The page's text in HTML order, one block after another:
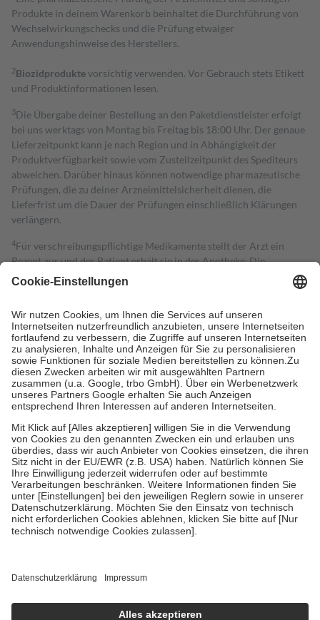
Produkte in deinem Warenkorb beinhaltet die Durchführung von
Wechselwirkungschecks und die Prüfung etwaiger
Anwendungshinweise des Herstellers.
2Biozidproduktevorsichtig verwenden. Vor Gebrauch stets Etikett
und Produktinformationen lesen.
3Die Übergabe deiner Bestellung an den Paketdienstleister erfolgt
bei uns werktags von Montag bis Freitag bis 18:00 Uhr. Der genaue
Lieferzeitpunkt kann je nach Region und in Abhängigkeit der
Produktverfügbarkeit sowie vom Zustellzeitpunkt des Spediteurs
abweichen. Darüber hinaus können notwendige pharmazeutische
Prüfungen, die zu deiner Arzneimittelsicherheit dienen, die
Lieferfrist um die Dauer der Prüfungen einschließlich Klärungen
verlängern.
4Für verschreibungspflichtige Medikamente stellt der Arzt ein
Rezept aus und der Patient erhält sie in der Apotheke. Die
gesetzliche Krankenversicherung übernimmt in der Regel die
Kosten dafür, der Versicherte trägt einen Teil davon als Zuzahlung
Grundsätzlich leisten Mitglieder Zuzahlungen in Höhe von zehn
Prozent des Abgabepreises,mindestens jedochfünf Euround
höchstens zehn Euro.Es sind jedoch nie mehr als die tatsächlichen
Kosten der Leistung zu entrichten.
Diese Regeln gelten grundsätzlich auch für Online-Apotheken.
Bei Heilmitteln und häuslicher Krankenpflege beträgt die
Zuzahlung zehn Prozent der Kosten sowie zehn Euro je
Verordnung.
Um das Engagement der Versicherten für ihre eigene Gesundheit zu
stärken und die besondere Stellung der Familie zu unterstützen,
fallenkeine Zuzahlungenan bei:
• Kindern und Jugendlichen bis zum vollendeten 18. Lebensjahr
mit Ausnahme der Fahrkosten
• Untersuchungen zur Vorsorge und Früherkennung, die von der
GKV getragen werden
Einholung von Bewertungen. Trusted Shops hat Maßnahmen
getroffen, um sicherzustellen, dass es sich um echte Bewertungen